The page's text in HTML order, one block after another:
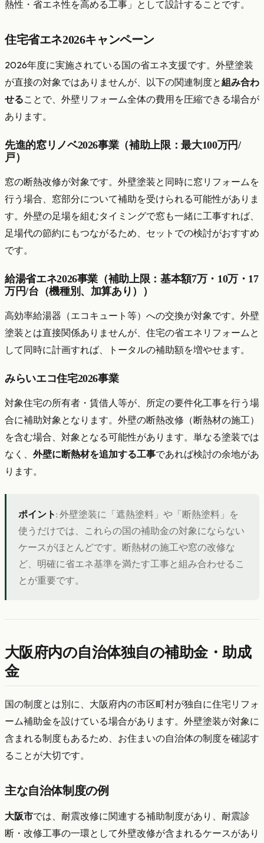
熱性・省エネ性を高める工事」として設計することです。
住宅省エネ2026キャンペーン
2026年度に実施されている国の省エネ支援です。外壁塗装
が直接の対象ではありませんが、以下の関連制度と組み合わ
せることで、外壁リフォーム全体の費用を圧縮できる場合が
あります。
先進的窓リノベ2026事業（補助上限：最大100万円/
戸）
窓の断熱改修が対象です。外壁塗装と同時に窓リフォームを
行う場合、窓部分について補助を受けられる可能性がありま
す。外壁の足場を組むタイミングで窓も一緒に工事すれば、
足場代の節約にもつながるため、セットでの検討がおすすめ
です。
給湯省エネ2026事業（補助上限：基本額7万・10万・17
万円/台（機種別、加算あり））
高効率給湯器（エコキュート等）への交換が対象です。外壁
塗装とは直接関係ありませんが、住宅の省エネリフォームと
して同時に計画すれば、トータルの補助額を増やせます。
みらいエコ住宅2026事業
対象住宅の所有者・賃借人等が、所定の要件化工事を行う場
合に補助対象となります。外壁の断熱改修（断熱材の施工）
を含む場合、対象となる可能性があります。単なる塗装では
なく、 外壁に断熱材を追加する工事であれば検討の余地があ
ります。
ポイント: 外壁塗装に「遮熱塗料」や「断熱塗料」を
使うだけでは、これらの国の補助金の対象にならない
ケースがほとんどです。断熱材の施工や窓の改修な
ど、明確に省エネ基準を満たす工事と組み合わせるこ
とが重要です。
大阪府内の自治体独自の補助金・助成
金
国の制度とは別に、大阪府内の市区町村が独自に住宅リフォ
ーム補助金を設けている場合があります。外壁塗装が対象に
含まれる制度もあるため、お住まいの自治体の制度を確認す
ることが大切です。
主な自治体制度の例
大阪市では、耐震改修に関連する補助制度があり、耐震診
断・改修工事の一環として外壁改修が含まれるケースがあり